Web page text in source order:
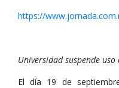
https://
Universidad suspende
El día 19 de